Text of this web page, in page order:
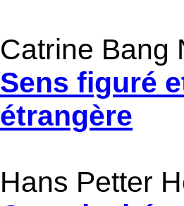
Catrine Bang
Sens figuré
étrangère
Hans Petter